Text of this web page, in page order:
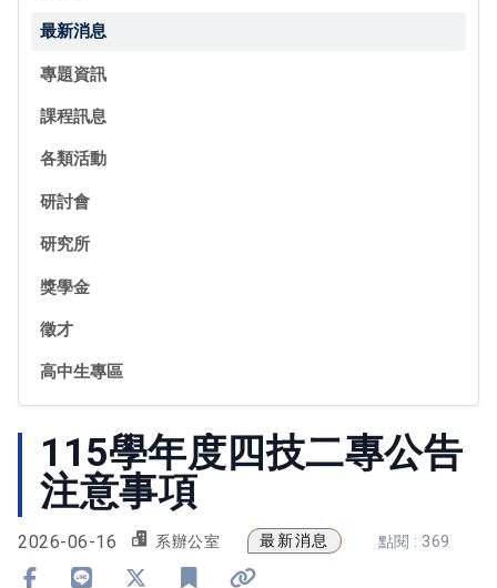
最新消息
專題資訊
課程訊息
各類活動
研討會
研究所
獎學金
徵才
高中生專區
115學年度四技二專公告
注意事項
2026-06-16 系辦公室 最新消息 點閱 : 369